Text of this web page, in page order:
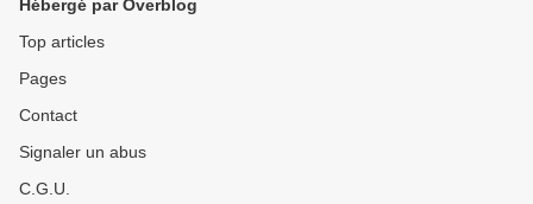
Hébergé par Overblog
Top articles
Pages
Contact
Signaler un abus
C.G.U.